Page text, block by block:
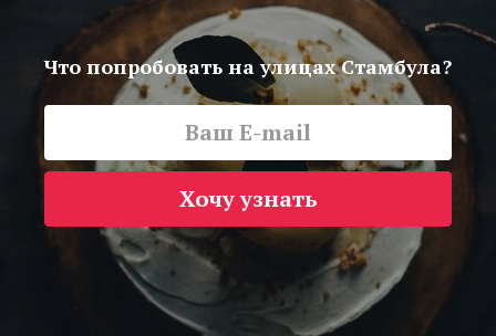
Что попробовать на улицах Стамбула?
Хочу узнать